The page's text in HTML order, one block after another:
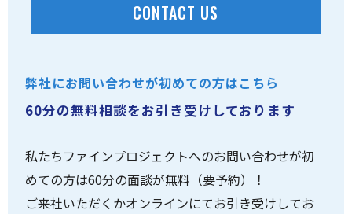
CONTACT US
弊社にお問い合わせが初めての方はこちら
60分の無料相談をお引き受けしております
私たちファインプロジェクトへのお問い合わせが初
めての方は60分の面談が無料（要予約）！
ご来社いただくかオンラインにてお引き受けしてお